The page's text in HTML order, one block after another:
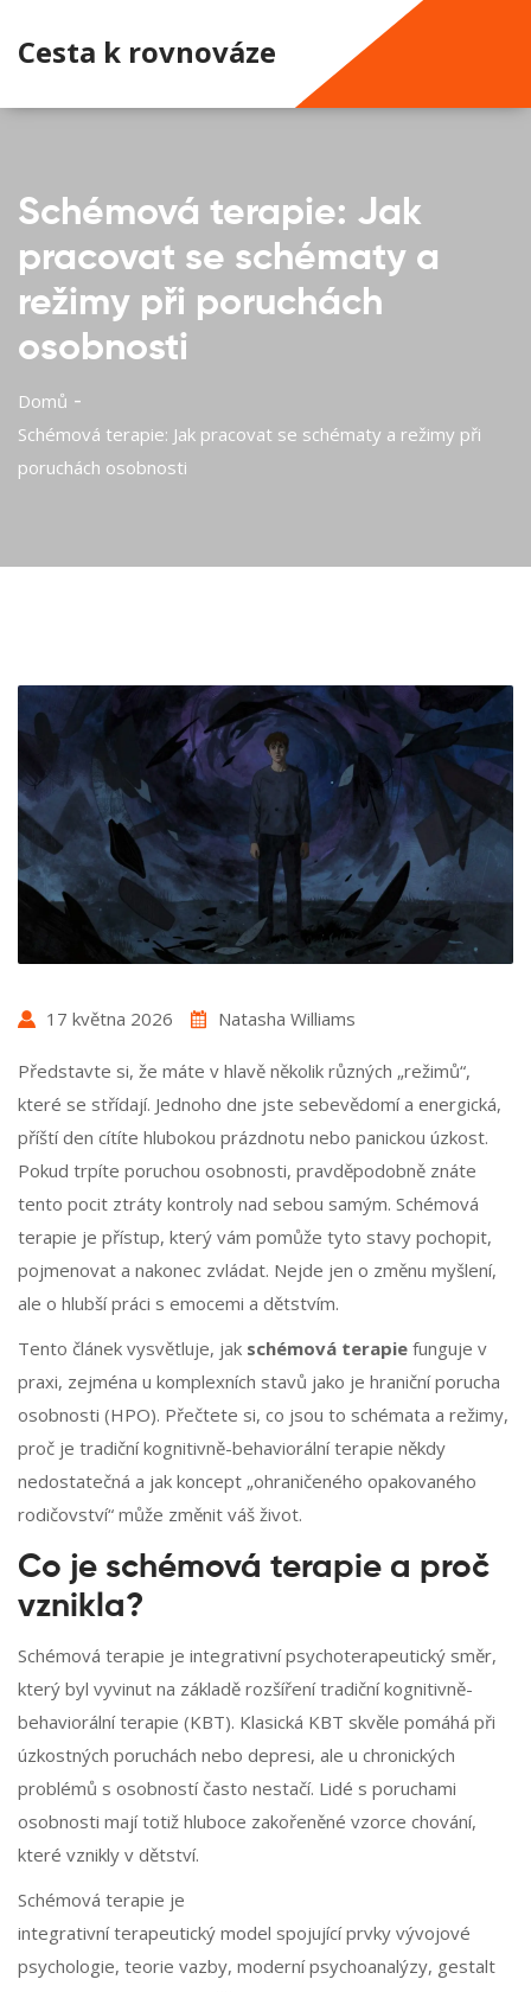
Cesta k rovnováze
Schémová terapie: Jak
pracovat se schématy a
režimy při poruchách
osobnosti
Domů
Schémová terapie: Jak pracovat se schématy a režimy při
poruchách osobnosti
17 května 2026 Natasha Williams
Představte si, že máte v hlavě několik různých „režimů“,
které se střídají. Jednoho dne jste sebevědomí a energická,
příští den cítíte hlubokou prázdnotu nebo panickou úzkost.
Pokud trpíte poruchou osobnosti, pravděpodobně znáte
tento pocit ztráty kontroly nad sebou samým. Schémová
terapie je přístup, který vám pomůže tyto stavy pochopit,
pojmenovat a nakonec zvládat. Nejde jen o změnu myšlení,
ale o hlubší práci s emocemi a dětstvím.
Tento článek vysvětluje, jak schémová terapie funguje v
praxi, zejména u komplexních stavů jako je hraniční porucha
osobnosti (HPO). Přečtete si, co jsou to schémata a režimy,
proč je tradiční kognitivně-behaviorální terapie někdy
nedostatečná a jak koncept „ohraničeného opakovaného
rodičovství“ může změnit váš život.
Co je schémová terapie a proč
vznikla?
Schémová terapie je integrativní psychoterapeutický směr,
který byl vyvinut na základě rozšíření tradiční kognitivně-
behaviorální terapie (KBT). Klasická KBT skvěle pomáhá při
úzkostných poruchách nebo depresi, ale u chronických
problémů s osobností často nestačí. Lidé s poruchami
osobnosti mají totiž hluboce zakořeněné vzorce chování,
které vznikly v dětství.
Schémová terapie je
integrativní terapeutický model spojující prvky vývojové
psychologie, teorie vazby, moderní psychoanalýzy, gestalt